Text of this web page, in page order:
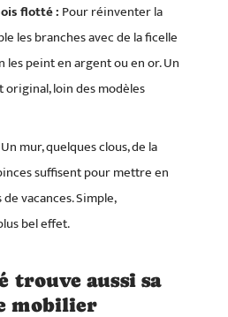
flotté : Pour réinventer la
les branches avec de la ficelle
les peint en argent ou en or. Un
loin des modèles
Un mur, quelques clous, de la
suffisent pour mettre en
vacances. Simple,
bel effet.
trouve aussi sa
mobilier